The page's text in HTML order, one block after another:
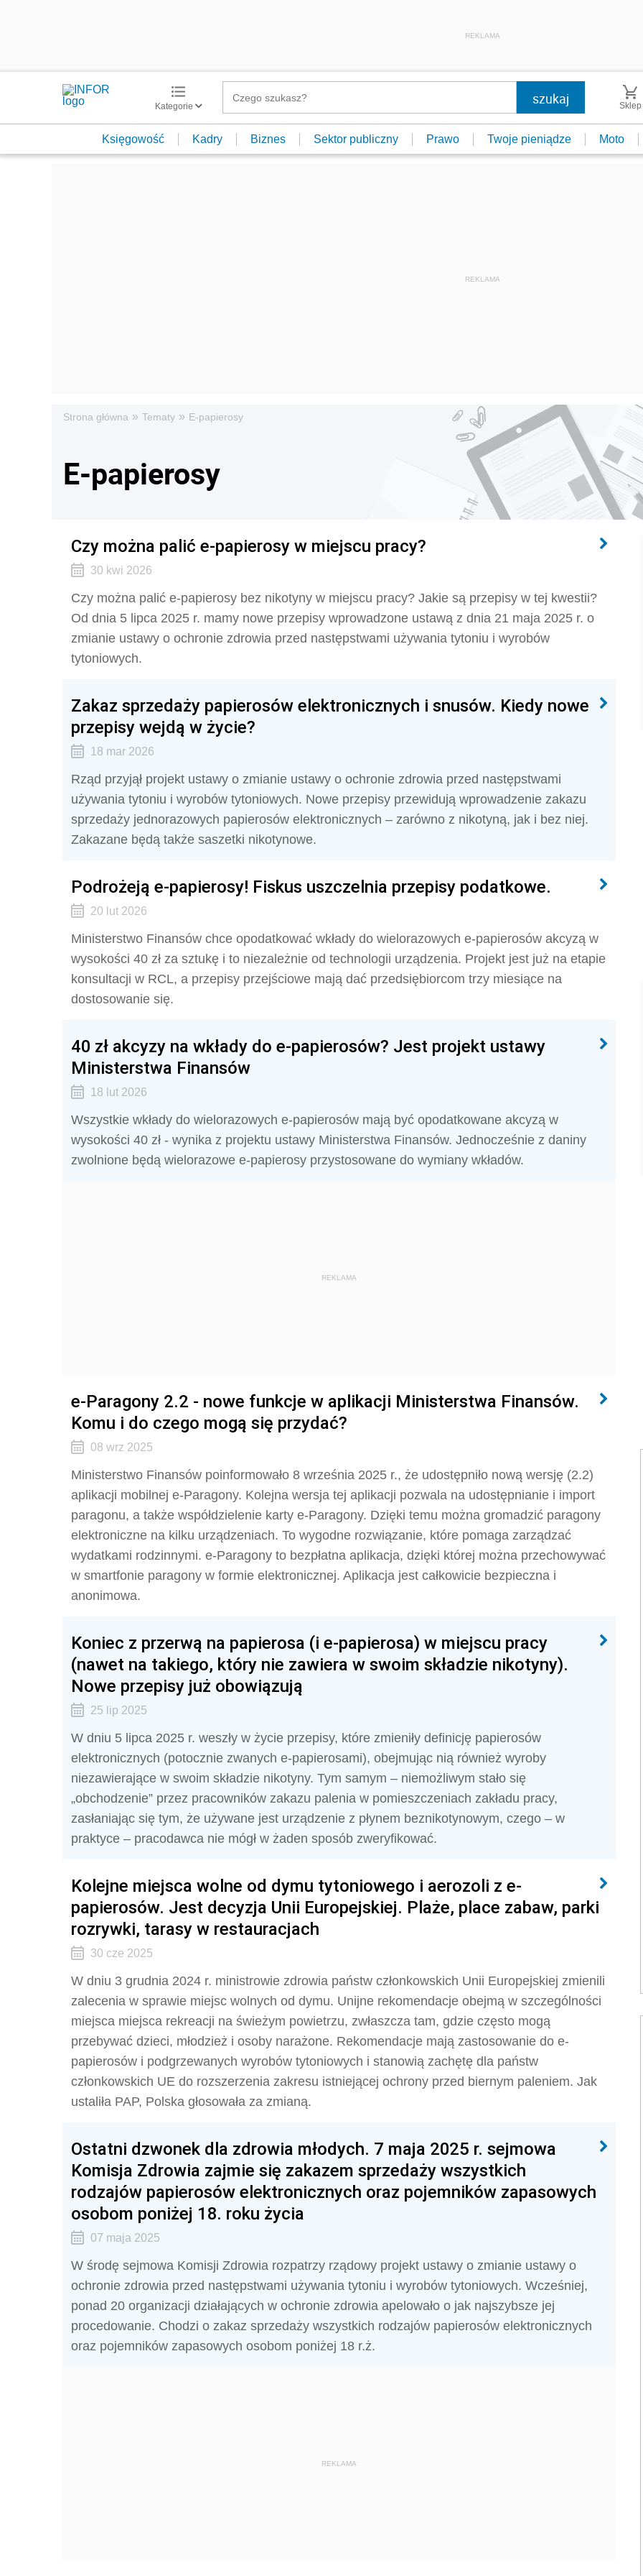
REKLAMA
Kategorie Sklep
Księgowość Kadry Biznes Sektor publiczny Prawo Twoje pieniądze Moto
Strona główna » Tematy » E-papierosy
E-papierosy
Czy można palić e-papierosy w miejscu pracy?
30 kwi 2026
Czy można palić e-papierosy bez nikotyny w miejscu pracy? Jakie są przepisy w tej kwestii?
Od dnia 5 lipca 2025 r. mamy nowe przepisy wprowadzone ustawą z dnia 21 maja 2025 r. o
zmianie ustawy o ochronie zdrowia przed następstwami używania tytoniu i wyrobów
tytoniowych.
Zakaz sprzedaży papierosów elektronicznych i snusów. Kiedy nowe
przepisy wejdą w życie?
18 mar 2026
Rząd przyjął projekt ustawy o zmianie ustawy o ochronie zdrowia przed następstwami
używania tytoniu i wyrobów tytoniowych. Nowe przepisy przewidują wprowadzenie zakazu
sprzedaży jednorazowych papierosów elektronicznych – zarówno z nikotyną, jak i bez niej.
Zakazane będą także saszetki nikotynowe.
Podrożeją e-papierosy! Fiskus uszczelnia przepisy podatkowe.
20 lut 2026
Ministerstwo Finansów chce opodatkować wkłady do wielorazowych e-papierosów akcyzą w
wysokości 40 zł za sztukę i to niezależnie od technologii urządzenia. Projekt jest już na etapie
konsultacji w RCL, a przepisy przejściowe mają dać przedsiębiorcom trzy miesiące na
dostosowanie się.
40 zł akcyzy na wkłady do e-papierosów? Jest projekt ustawy
Ministerstwa Finansów
18 lut 2026
Wszystkie wkłady do wielorazowych e-papierosów mają być opodatkowane akcyzą w
wysokości 40 zł - wynika z projektu ustawy Ministerstwa Finansów. Jednocześnie z daniny
zwolnione będą wielorazowe e-papierosy przystosowane do wymiany wkładów.
REKLAMA
e-Paragony 2.2 - nowe funkcje w aplikacji Ministerstwa Finansów.
Komu i do czego mogą się przydać?
08 wrz 2025
Ministerstwo Finansów poinformowało 8 września 2025 r., że udostępniło nową wersję (2.2)
aplikacji mobilnej e-Paragony. Kolejna wersja tej aplikacji pozwala na udostępnianie i import
paragonu, a także współdzielenie karty e-Paragony. Dzięki temu można gromadzić paragony
elektroniczne na kilku urządzeniach. To wygodne rozwiązanie, które pomaga zarządzać
wydatkami rodzinnymi. e-Paragony to bezpłatna aplikacja, dzięki której można przechowywać
w smartfonie paragony w formie elektronicznej. Aplikacja jest całkowicie bezpieczna i
anonimowa.
Koniec z przerwą na papierosa (i e-papierosa) w miejscu pracy
(nawet na takiego, który nie zawiera w swoim składzie nikotyny).
Nowe przepisy już obowiązują
25 lip 2025
W dniu 5 lipca 2025 r. weszły w życie przepisy, które zmieniły definicję papierosów
elektronicznych (potocznie zwanych e-papierosami), obejmując nią również wyroby
niezawierające w swoim składzie nikotyny. Tym samym – niemożliwym stało się
„obchodzenie” przez pracowników zakazu palenia w pomieszczeniach zakładu pracy,
zasłaniając się tym, że używane jest urządzenie z płynem beznikotynowym, czego – w
praktyce – pracodawca nie mógł w żaden sposób zweryfikować.
Kolejne miejsca wolne od dymu tytoniowego i aerozoli z e-
papierosów. Jest decyzja Unii Europejskiej. Plaże, place zabaw, parki
rozrywki, tarasy w restauracjach
30 cze 2025
W dniu 3 grudnia 2024 r. ministrowie zdrowia państw członkowskich Unii Europejskiej zmienili
zalecenia w sprawie miejsc wolnych od dymu. Unijne rekomendacje obejmą w szczególności
miejsca miejsca rekreacji na świeżym powietrzu, zwłaszcza tam, gdzie często mogą
przebywać dzieci, młodzież i osoby narażone. Rekomendacje mają zastosowanie do e-
papierosów i podgrzewanych wyrobów tytoniowych i stanowią zachętę dla państw
członkowskich UE do rozszerzenia zakresu istniejącej ochrony przed biernym paleniem. Jak
ustaliła PAP, Polska głosowała za zmianą.
Ostatni dzwonek dla zdrowia młodych. 7 maja 2025 r. sejmowa
Komisja Zdrowia zajmie się zakazem sprzedaży wszystkich
rodzajów papierosów elektronicznych oraz pojemników zapasowych
osobom poniżej 18. roku życia
07 maja 2025
W środę sejmowa Komisji Zdrowia rozpatrzy rządowy projekt ustawy o zmianie ustawy o
ochronie zdrowia przed następstwami używania tytoniu i wyrobów tytoniowych. Wcześniej,
ponad 20 organizacji działających w ochronie zdrowia apelowało o jak najszybsze jej
procedowanie. Chodzi o zakaz sprzedaży wszystkich rodzajów papierosów elektronicznych
oraz pojemników zapasowych osobom poniżej 18 r.ż.
REKLAMA